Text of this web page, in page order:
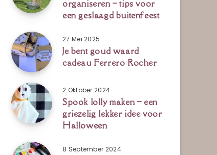
organiseren – tips voor
een geslaagd buitenfeest
27 Mei 2025
Je bent goud waard
cadeau Ferrero Rocher
2 Oktober 2024
Spook lolly maken – een
griezelig lekker idee voor
Halloween
8 September 2024